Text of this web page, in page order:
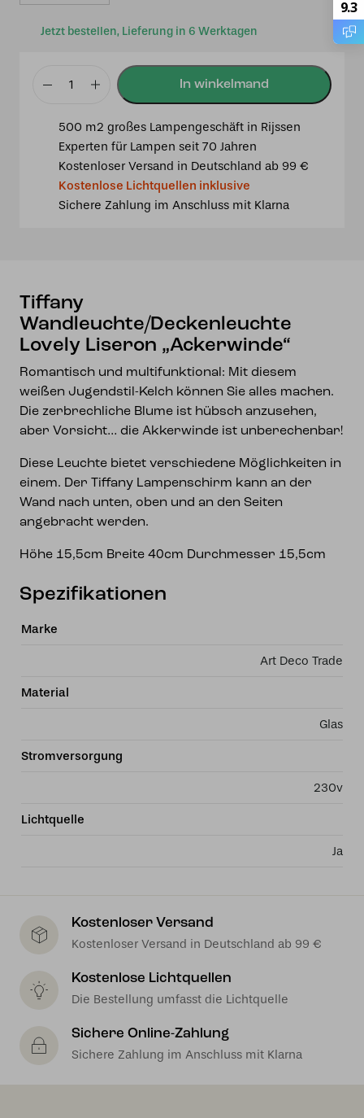
9.3
Jetzt bestellen, Lieferung in 6 Werktagen
Tiffany
Lovely
Liseron
"Ackerwinde"
Menge
500 m2 großes Lampengeschäft in Rijssen
Experten für Lampen seit 70 Jahren
Kostenloser Versand in Deutschland ab 99 €
Kostenlose Lichtquellen inklusive
Sichere Zahlung im Anschluss mit Klarna
Tiffany
Wandleuchte/Deckenleuchte
Lovely Liseron „Ackerwinde“
Romantisch und multifunktional: Mit diesem
weißen Jugendstil-Kelch können Sie alles machen.
Die zerbrechliche Blume ist hübsch anzusehen,
aber Vorsicht… die Akkerwinde ist unberechenbar!
Diese Leuchte bietet verschiedene Möglichkeiten in
einem. Der Tiffany Lampenschirm kann an der
Wand nach unten, oben und an den Seiten
angebracht werden.
Höhe 15,5cm Breite 40cm Durchmesser 15,5cm
Spezifikationen
Marke
Art Deco Trade
Material
Glas
Stromversorgung
230v
Lichtquelle
Ja
Kostenloser Versand
Kostenloser Versand in Deutschland ab 99 €
Kostenlose Lichtquellen
Die Bestellung umfasst die Lichtquelle
Sichere Online-Zahlung
Sichere Zahlung im Anschluss mit Klarna